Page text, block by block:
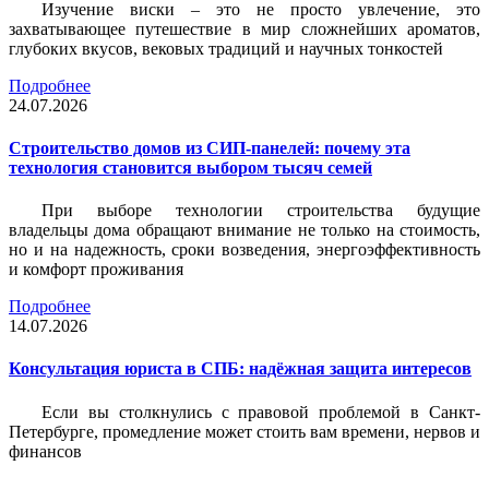
Изучение виски – это не просто увлечение, это
захватывающее путешествие в мир сложнейших ароматов,
глубоких вкусов, вековых традиций и научных тонкостей
Подробнее
24.07.2026
Строительство домов из СИП-панелей: почему эта
технология становится выбором тысяч семей
При выборе технологии строительства будущие
владельцы дома обращают внимание не только на стоимость,
но и на надежность, сроки возведения, энергоэффективность
и комфорт проживания
Подробнее
14.07.2026
Консультация юриста в СПБ: надёжная защита интересов
Если вы столкнулись с правовой проблемой в Санкт-
Петербурге, промедление может стоить вам времени, нервов и
финансов